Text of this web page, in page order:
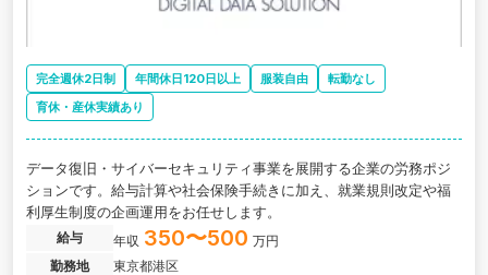
完全週休2日制 年間休日120日以上 服装自由
転勤なし
育休・産休実績あり
データ復旧・サイバーセキュリティ事業を展開する企業の労務ポジ
ションです。給与計算や社会保険手続きに加え、就業規則改定や福
利厚生制度の企画運用をお任せします。
給与 年収 350〜500 万円
勤務地
東京都港区